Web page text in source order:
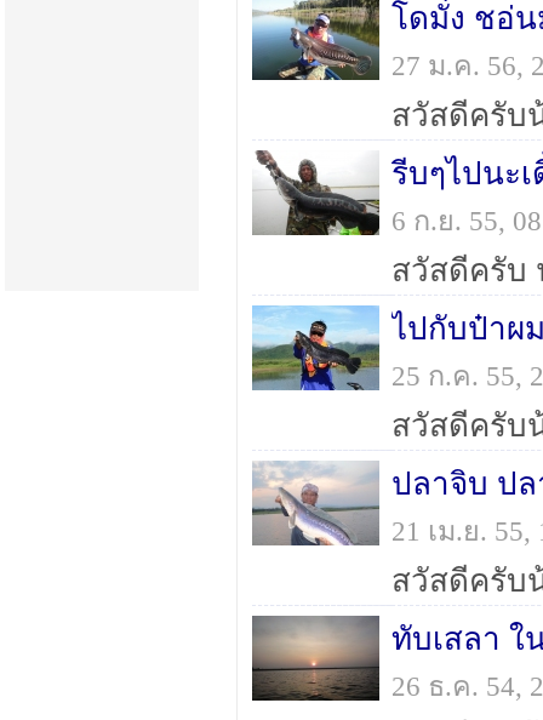
โดมั่ง ชอ่
27 ม.ค. 56,
รีบๆไปนะ
6 ก.ย. 55,
ไปกับป๋าผ
25 ก.ค. 55,
ปลาจิบ ป
21 เม.ย.
ทับเสลา ใ
26 ธ.ค. 54,